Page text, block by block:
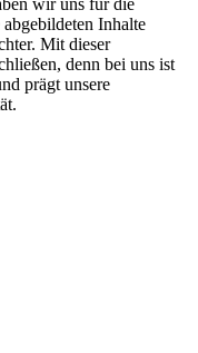
Inhalte
Mit dieser
denn bei uns ist
prägt unsere